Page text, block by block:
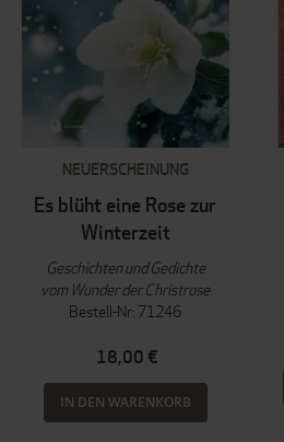
NEUERSCHEINUNG
Es blüht eine Rose zur
Winterzeit
Geschichten und Gedichte
vom Wunder der Christrose
Bestell-Nr: 71246
18,00 €
IN DEN WARENKORB